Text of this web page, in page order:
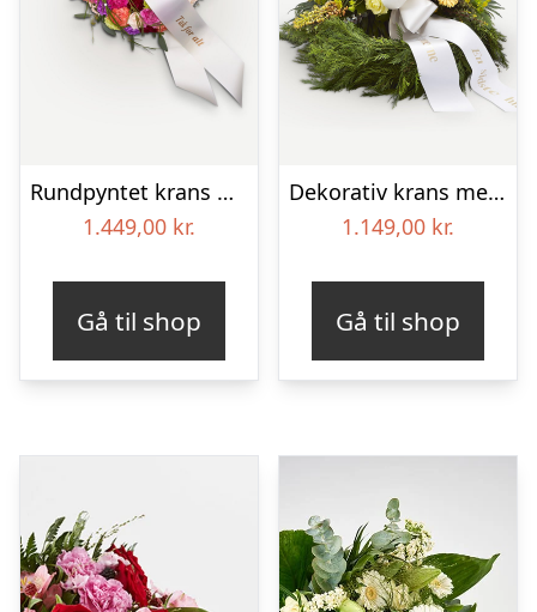
Rundpyntet krans med bånd
1.449,00 kr.
Gå til shop
Dekorativ krans med bånd
1.149,00 kr.
Gå til shop